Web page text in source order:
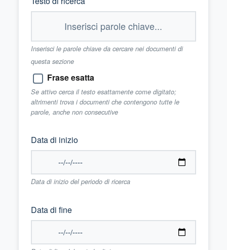
Inserisci le parole chiave da cercare nei documenti di
questa sezione
Frase esatta
Se attivo cerca il testo esattamente come digitato;
altrimenti trova i documenti che contengono tutte le
parole, anche non consecutive
Data di inizio
Data di inizio del periodo di ricerca
Data di fine